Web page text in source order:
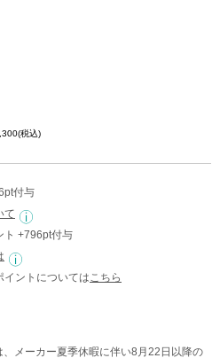
(税込)
付与
て
ト +796pt付与
ントについては こちら
メーカー夏季休暇に伴い8月22日以降の